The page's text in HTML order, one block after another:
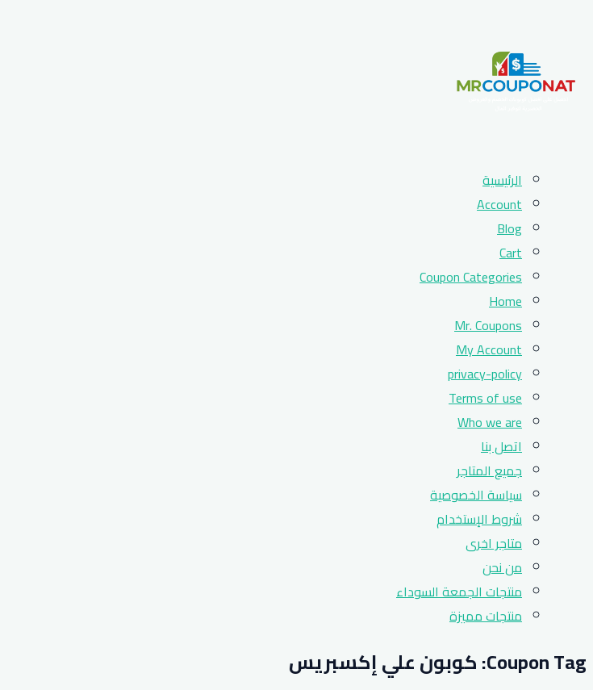
الرئيسية
Account
Blog
Cart
Coupon Categories
Home
Mr. Coupons
My Account
privacy-policy
Terms of use
Who we are
اتصل بنا
جميع المتاجر
سياسة الخصوصية
شروط الإستخدام
متاجر اخرى
من نحن
منتجات الجمعة السوداء
منتجات مميزة
Coupon Tag: كوبون علي إكسبريس